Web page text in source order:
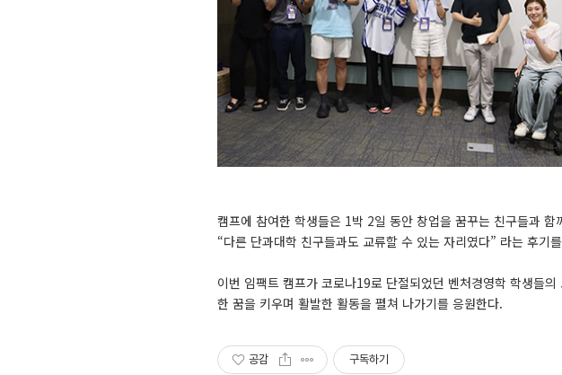
캠프에 참여한 학생들은 1박 2일 동안 창업을 꿈꾸는 친구들과
“다른 단과대학 친구들과도 교류할 수 있는 자리였다” 라는 후기
이번 임팩트 캠프가 코로나19로 단절되었던 벤처경영학 학생들
한 꿈을 키우며 활발한 활동을 펼쳐 나가기를 응원한다.
공감 구독하기